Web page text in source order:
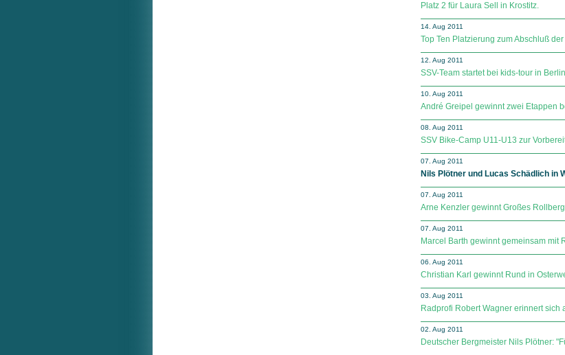
Platz 2 für Laura Sell in Krostitz.
14. Aug 2011
Top Ten Platzierung zum Abschluß
12. Aug 2011
SSV-Team startet bei kids-tour in
10. Aug 2011
André Greipel gewinnt zwei Etappen
08. Aug 2011
SSV Bike-Camp U11-U13 zur
07. Aug 2011
Nils Plötner und Lucas Schädlich in
07. Aug 2011
Arne Kenzler gewinnt Großes
07. Aug 2011
Marcel Barth gewinnt gemeinsam mit
06. Aug 2011
Christian Karl gewinnt Rund in
03. Aug 2011
Radprofi Robert Wagner erinnert sich
02. Aug 2011
Deutscher Bergmeister Nils Plötner: